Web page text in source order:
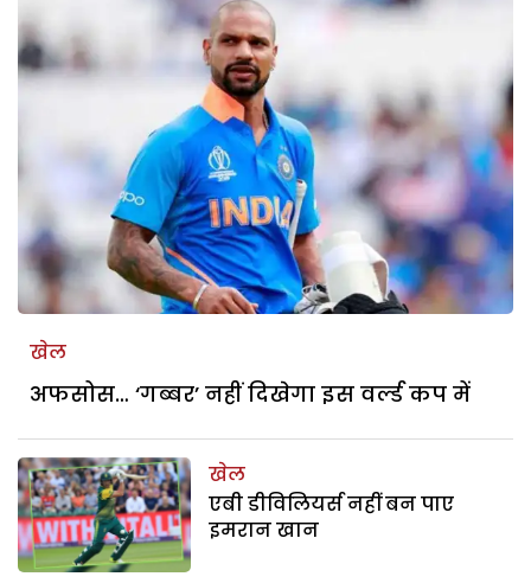
खेल
अफसोस… ‘गब्बर’ नहीं दिखेगा इस वर्ल्ड कप में
खेल
एबी डीविलियर्स नहीं बन पाए
इमरान खान